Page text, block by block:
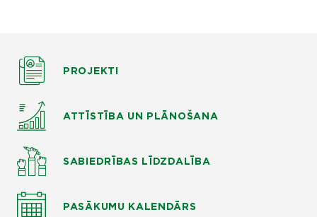
PROJEKTI
ATTĪSTĪBA UN PLĀNOŠANA
SABIEDRĪBAS LĪDZDALĪBA
PASĀKUMU KALENDĀRS